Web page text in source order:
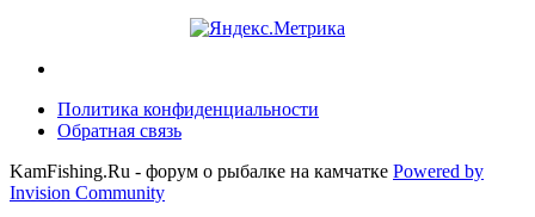
Политика конфиденциальности
Обратная связь
KamFishing.Ru - форум о рыбалке на камчатке Powered by
Invision Community